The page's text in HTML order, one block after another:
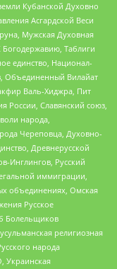
Кубанской Духовно
Асгардской Веси
Мужская Духовная
Таблиги
единство, Национал-
Объединенный Вилайат
Валь-Хиджра, Пит
России, Славянский союз,
народа,
Череповца, Духовно-
Древнерусской
Инглингов, Русский
иммиграции,
объединениях, Омская
Русское
Болельщиков
религиозная
народа
Украинская